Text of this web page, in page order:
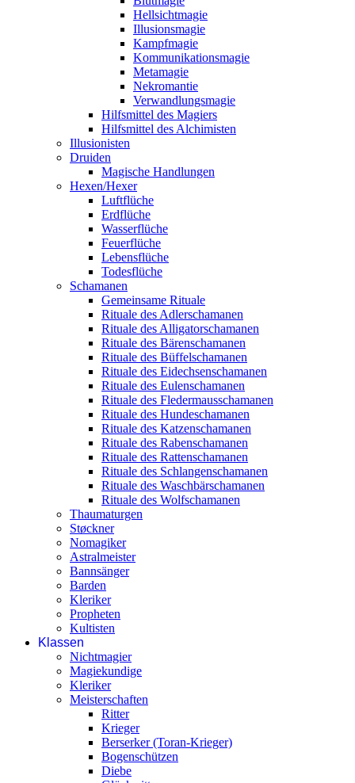
Hellsichtmagie
Illusionsmagie
Kampfmagie
Kommunikationsmagie
Metamagie
Nekromantie
Verwandlungsmagie
Hilfsmittel des Magiers
Hilfsmittel des Alchimisten
Illusionisten
Druiden
Magische Handlungen
Hexen/Hexer
Luftflüche
Erdflüche
Wasserflüche
Feuerflüche
Lebensflüche
Todesflüche
Schamanen
Gemeinsame Rituale
Rituale des Adlerschamanen
Rituale des Alligatorschamanen
Rituale des Bärenschamanen
Rituale des Büffelschamanen
Rituale des Eidechsenschamanen
Rituale des Eulenschamanen
Rituale des Fledermausschamanen
Rituale des Hundeschamanen
Rituale des Katzenschamanen
Rituale des Rabenschamanen
Rituale des Rattenschamanen
Rituale des Schlangenschamanen
Rituale des Waschbärschamanen
Rituale des Wolfschamanen
Thaumaturgen
Støckner
Nomagiker
Astralmeister
Bannsänger
Barden
Kleriker
Propheten
Kultisten
Klassen
Nichtmagier
Magiekundige
Kleriker
Meisterschaften
Ritter
Krieger
Berserker (Toran-Krieger)
Bogenschützen
Diebe